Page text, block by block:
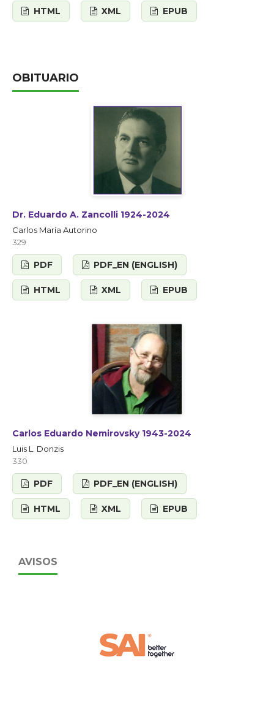
HTML XML EPUB
OBITUARIO
Dr. Eduardo A. Zancolli 1924-2024
Carlos María Autorino
329
PDF PDF_EN (ENGLISH)
HTML XML EPUB
Carlos Eduardo Nemirovsky 1943-2024
Luis L. Donzis
330
PDF PDF_EN (ENGLISH)
HTML XML EPUB
AVISOS